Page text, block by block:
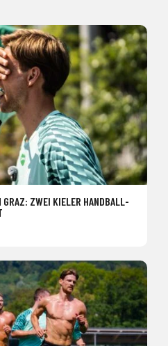
GRAZ: ZWEI KIELER HANDBALL-